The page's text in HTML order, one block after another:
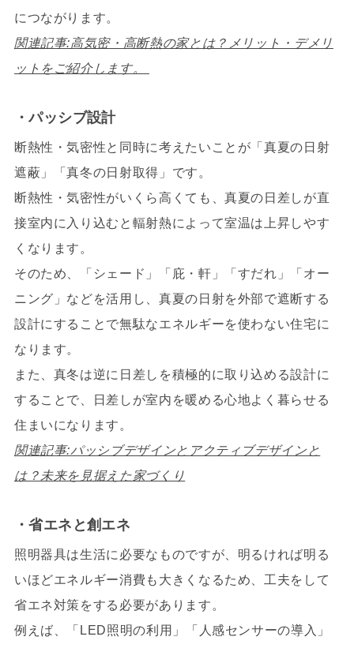
につながります。
関連記事:高気密・高断熱の家とは？メリット・デメリ
ットをご紹介します。
・パッシブ設計
断熱性・気密性と同時に考えたいことが「真夏の日射
遮蔽」「真冬の日射取得」です。
断熱性・気密性がいくら高くても、真夏の日差しが直
接室内に入り込むと輻射熱によって室温は上昇しやす
くなります。
そのため、「シェード」「庇・軒」「すだれ」「オー
ニング」などを活用し、真夏の日射を外部で遮断する
設計にすることで無駄なエネルギーを使わない住宅に
なります。
また、真冬は逆に日差しを積極的に取り込める設計に
することで、日差しが室内を暖める心地よく暮らせる
住まいになります。
関連記事:パッシブデザインとアクティブデザインと
は？未来を見据えた家づくり
・省エネと創エネ
照明器具は生活に必要なものですが、明るければ明る
いほどエネルギー消費も大きくなるため、工夫をして
省エネ対策をする必要があります。
例えば、「LED照明の利用」「人感センサーの導入」